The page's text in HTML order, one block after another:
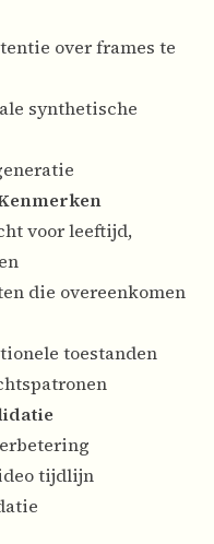
over frames te
synthetische
voor leeftijd,
die overeenkomen
toestanden
tijdlijn